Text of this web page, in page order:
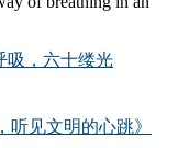
吸，六十缕光